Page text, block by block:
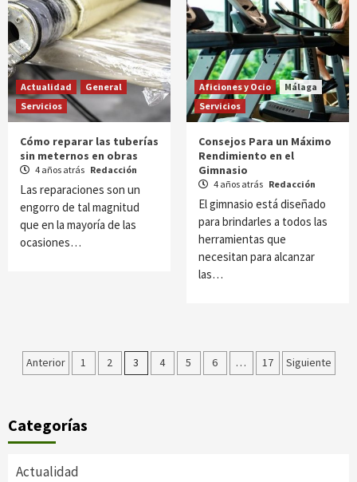
Actualidad
General
Servicios
Cómo reparar las tuberías
sin meternos en obras
4 años atrás Redacción
Las reparaciones son un
engorro de tal magnitud
que en la mayoría de las
ocasiones…
Aficiones y Ocio
Málaga
Servicios
Consejos Para un Máximo
Rendimiento en el
Gimnasio
4 años atrás Redacción
El gimnasio está diseñado
para brindarles a todos las
herramientas que
necesitan para alcanzar
las…
Paginación
entradas
Anterior 1 2 3 4 5 6 … 17 Siguiente
Categorías
Actualidad